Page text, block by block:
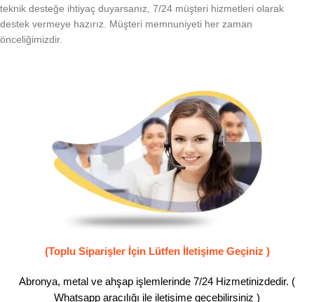
teknik desteğe ihtiyaç duyarsanız, 7/24 müşteri hizmetleri olarak
destek vermeye hazırız. Müşteri memnuniyeti her zaman
önceliğimizdir.
(Toplu Siparişler İçin Lütfen İletişime Geçiniz )
Abronya, metal ve ahşap işlemlerinde 7/24 Hizmetinizdedir. (
Whatsapp aracılığı ile iletişime geçebilirsiniz )